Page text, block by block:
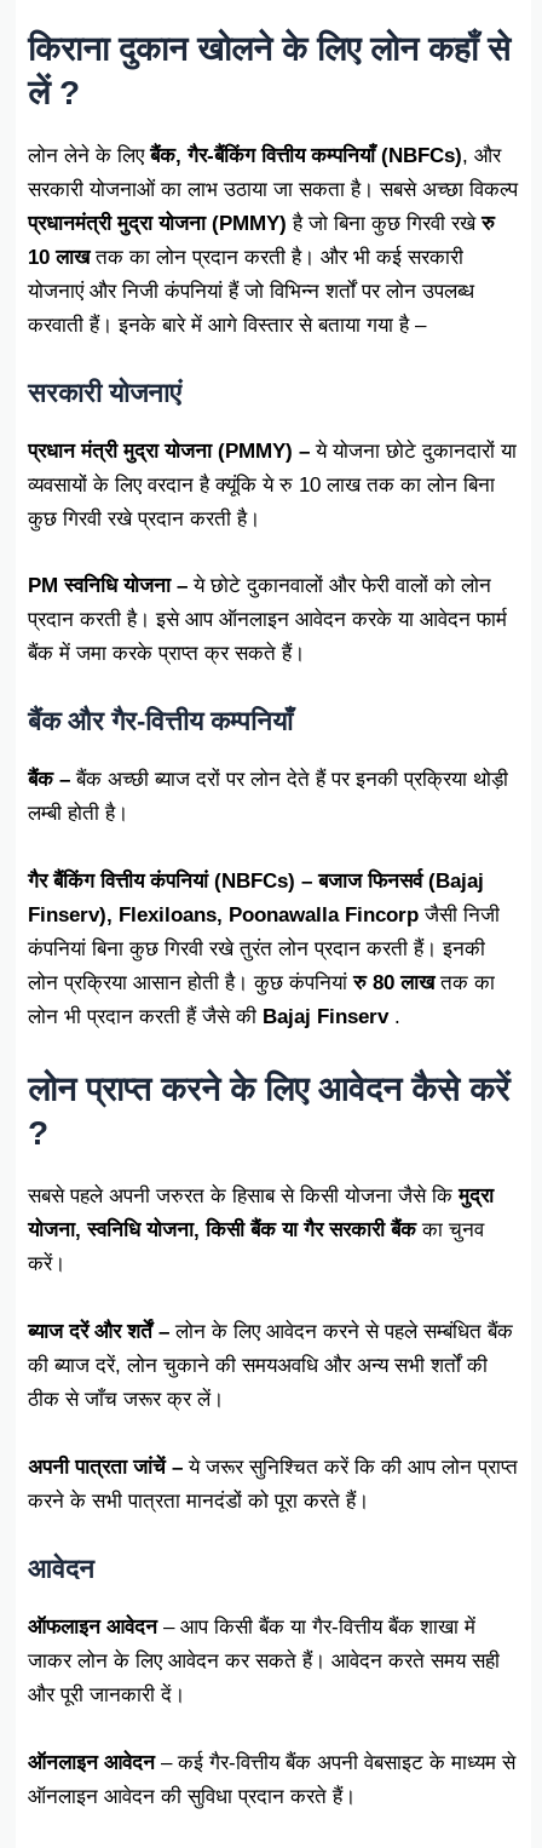
किराना दुकान खोलने के लिए लोन कहाँ से
लें ?
लोन लेने के लिएबैंक, गैर-बैंकिंग वित्तीय कम्पनियाँ (NBFCs), और
सरकारी योजनाओं का लाभ उठाया जा सकता है। सबसे अच्छा विकल्प
प्रधानमंत्री मुद्रा योजना (PMMY)है जो बिना कुछ गिरवी रखेरु
10 लाखतक का लोन प्रदान करती है। और भी कई सरकारी
योजनाएं और निजी कंपनियां हैं जो विभिन्न शर्तों पर लोन उपलब्ध
करवाती हैं। इनके बारे में आगे विस्तार से बताया गया है –
सरकारी योजनाएं
प्रधान मंत्री मुद्रा योजना (PMMY) – ये योजना छोटे दुकानदारों या
व्यवसायों के लिए वरदान है क्यूंकि ये रु 10 लाख तक का लोन बिना
कुछ गिरवी रखे प्रदान करती है।
PM स्वनिधि योजना – ये छोटे दुकानवालों और फेरी वालों को लोन
प्रदान करती है। इसे आप ऑनलाइन आवेदन करके या आवेदन फार्म
बैंक में जमा करके प्राप्त क्र सकते हैं।
बैंक और गैर-वित्तीय कम्पनियाँ
बैंक – बैंक अच्छी ब्याज दरों पर लोन देते हैं पर इनकी प्रक्रिया थोड़ी
लम्बी होती है।
गैर बैंकिंग वित्तीय कंपनियां (NBFCs) – बजाज फिनसर्व (Bajaj
Finserv), Flexiloans, Poonawalla Fincorp जैसी निजी
कंपनियां बिना कुछ गिरवी रखे तुरंत लोन प्रदान करती हैं। इनकी
लोन प्रक्रिया आसान होती है। कुछ कंपनियांरु 80 लाखतक का
लोन भी प्रदान करती हैं जैसे की Bajaj Finserv.
लोन प्राप्त करने के लिए आवेदन कैसे करें
?
सबसे पहले अपनी जरुरत के हिसाब से किसी योजना जैसे कि मुद्रा
योजना, स्वनिधि योजना, किसी बैंक या गैर सरकारी बैंकका चुनव
करें।
ब्याज दरें और शर्तें –लोन के लिए आवेदन करने से पहले सम्बंधित बैंक
की ब्याज दरें, लोन चुकाने की समयअवधि और अन्य सभी शर्तों की
ठीक से जाँच जरूर क्र लें।
अपनी पात्रता जांचें – ये जरूर सुनिश्चित करें कि की आप लोन प्राप्त
करने के सभी पात्रता मानदंडों को पूरा करते हैं।
आवेदन
ऑफलाइन आवेदन– आप किसी बैंक या गैर-वित्तीय बैंक शाखा में
जाकर लोन के लिए आवेदन कर सकते हैं। आवेदन करते समय सही
और पूरी जानकारी दें।
ऑनलाइन आवेदन– कई गैर-वित्तीय बैंक अपनी वेबसाइट के माध्यम से
ऑनलाइन आवेदन की सुविधा प्रदान करते हैं।